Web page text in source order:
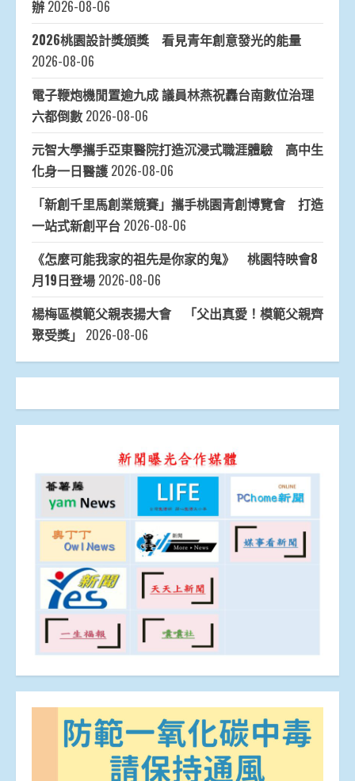
辦 2026-08-06
2026桃園設計獎頒獎 看見青年創意發光的能量
2026-08-06
電子鞭炮機閒置逾九成 議員林燕祝轟台南數位治理
六都倒數 2026-08-06
元智大學攜手亞東醫院打造沉浸式職涯體驗 高中生
化身一日醫護 2026-08-06
「新創千里馬創業競賽」攜手桃園青創博覽會 打造
一站式新創平台 2026-08-06
《怎麼可能我家的祖先是你家的鬼》 桃園特映會8
月19日登場 2026-08-06
楊梅區模範父親表揚大會 「父出真愛！模範父親齊
聚受獎」 2026-08-06